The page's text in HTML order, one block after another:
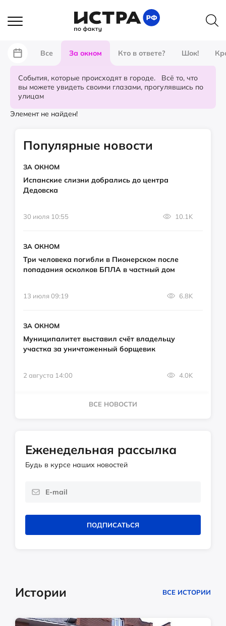
Все За окном Кто в ответе? Шок!
События, которые происходят в городе. Всё то, что
вы можете увидеть своими глазами, прогулявшись по
улицам
Элемент не найден!
Популярные новости
ЗА ОКНОМ
Испанские слизни добрались до центра
Дедовска
30 июля 10:55 10.1K
ЗА ОКНОМ
Три человека погибли в Пионерском после
попадания осколков БПЛА в частный дом
13 июля 09:19 6.8K
ЗА ОКНОМ
Муниципалитет выставил счёт владельцу
участка за уничтоженный борщевик
2 августа 14:00 4.0K
ВСЕ НОВОСТИ
Еженедельная рассылка
Будь в курсе наших новостей
ПОДПИСАТЬСЯ
Истории ВСЕ ИСТОРИИ